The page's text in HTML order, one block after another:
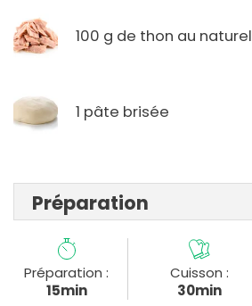
100 g de thon au naturel
1 pâte brisée
Préparation
Préparation :
15min
Cuisson :
30min